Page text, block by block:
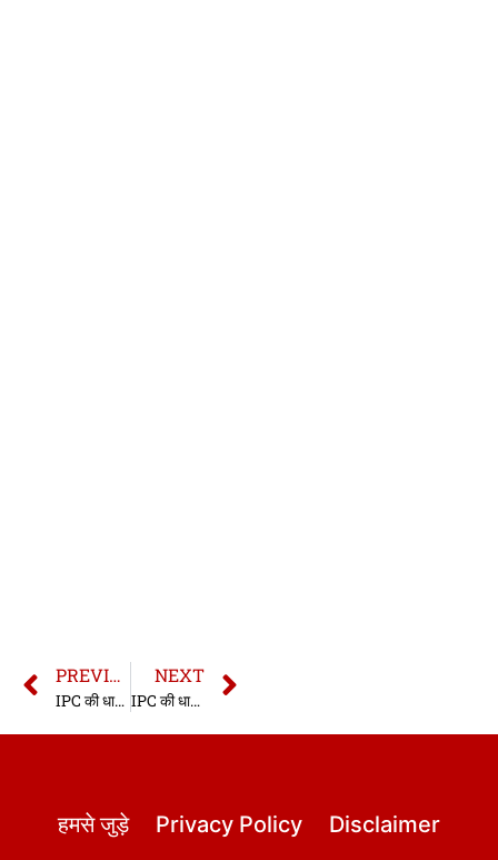
PREVIOUS
IPC की धारा 310 | धारा 310 भारतीय दण्ड संहिता | IPC Section 310 In Hindi
NEXT
IPC की धारा 312 | धारा 312 भारतीय दण्ड संहिता | IPC Section 312 In Hindi
हमसे जुड़े Privacy Policy
Disclaimer